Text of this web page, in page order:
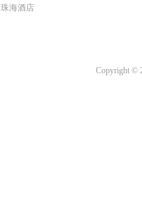
珠海酒店
Copyright ©